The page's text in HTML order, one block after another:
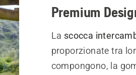
Premium
La scocca
proporzionate tra
compongono, la